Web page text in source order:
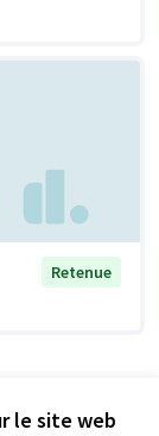
le site web
Retenue